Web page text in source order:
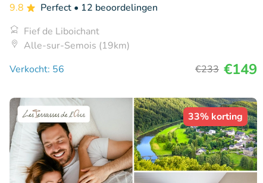
9.8 Perfect • 12 beoordelingen
Fief de Liboichant
Alle-sur-Semois (19km)
Verkocht: 56
€233 €149
33% korting